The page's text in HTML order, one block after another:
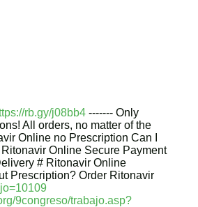
rb.gy/j08bb4 ------- Only
All orders, no matter of the
Online no Prescription Can I
Online Secure Payment
# Ritonavir Online
Prescription? Order Ritonavir
9congreso/trabajo.asp?